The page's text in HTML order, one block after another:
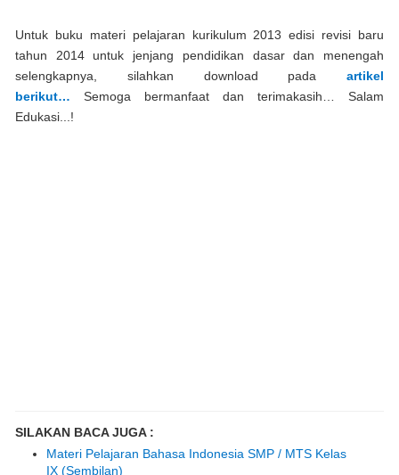
Untuk buku materi pelajaran kurikulum 2013 edisi revisi baru
tahun 2014 untuk jenjang pendidikan dasar dan menengah
selengkapnya, silahkan download pada artikel
berikut… Semoga bermanfaat dan terimakasih… Salam
Edukasi...!
SILAKAN BACA JUGA :
Materi Pelajaran Bahasa Indonesia SMP / MTS Kelas
IX (Sembilan)